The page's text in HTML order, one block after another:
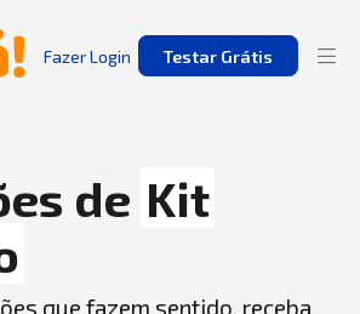
Fazer Login Testar Grátis
de Kit
que fazem sentido, receba